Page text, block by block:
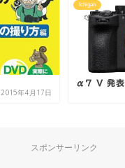
2015年4月17日
Ichigan
α7 V 発表
スポンサーリンク